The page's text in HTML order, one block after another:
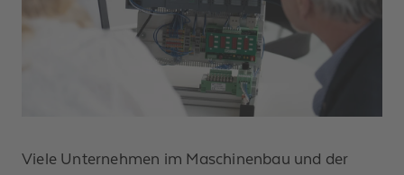
Viele Unternehmen im Maschinenbau und der